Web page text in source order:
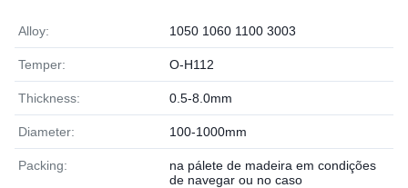
Alloy: 1050 1060 1100 3003
Temper: O-H112
Thickness: 0.5-8.0mm
Diameter: 100-1000mm
Packing:
na pálete de madeira em condições
de navegar ou no caso